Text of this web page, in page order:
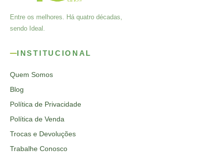
Entre os melhores. Há quatro décadas,
sendo Ideal.
INSTITUCIONAL
Quem Somos
Blog
Política de Privacidade
Política de Venda
Trocas e Devoluções
Trabalhe Conosco